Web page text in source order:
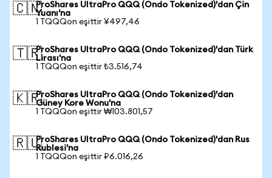
🇨🇳ProShares UltraPro QQQ (Ondo Tokenized)'dan Çin
Yuanı'na
1 TQQQon eşittir ¥497,46
🇹🇷ProShares UltraPro QQQ (Ondo Tokenized)'dan Türk
Lirası'na
1 TQQQon eşittir ₺3.516,74
🇰🇷ProShares UltraPro QQQ (Ondo Tokenized)'dan
Güney Kore Wonu'na
1 TQQQon eşittir ₩103.801,57
🇷🇺ProShares UltraPro QQQ (Ondo Tokenized)'dan Rus
Rublesi'na
1 TQQQon eşittir ₽6.016,26